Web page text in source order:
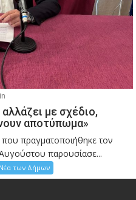
με σχέδιο,
αποτύπωμα»
που πραγματοποιήθηκε τον
Αυγούστου παρουσίασε...
Νέα των Δήμων